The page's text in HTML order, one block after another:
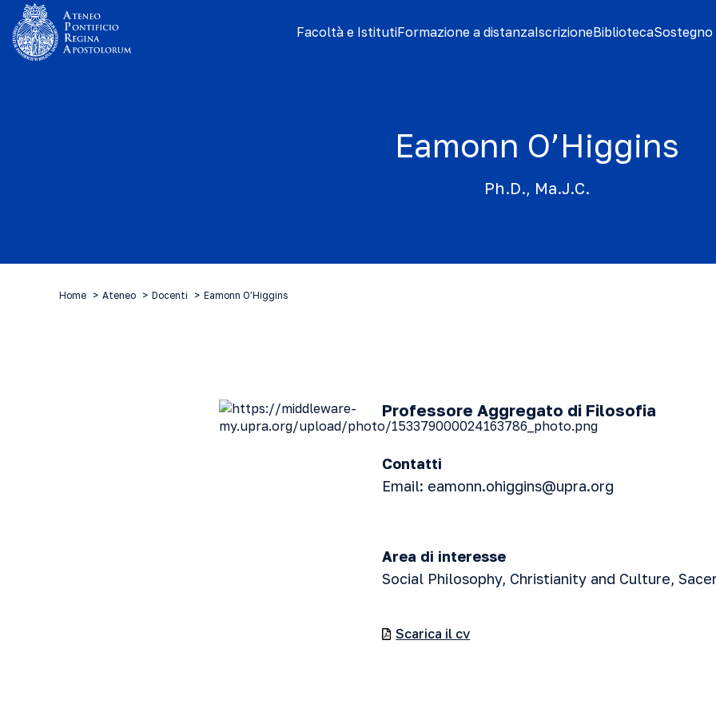
Facoltà e IstitutiFormazione a distanzaIscrizioneBiblioteca
Eamonn O’Higgins
Ph.D., Ma.J.C.
Home Ateneo Docenti Eamonn O’Higgins
Professore Aggregato di Filosofia
Contatti
Email: eamonn.ohiggins@upra.org
Area di interesse
Social Philosophy, Christianity and Culture,
Scarica il cv